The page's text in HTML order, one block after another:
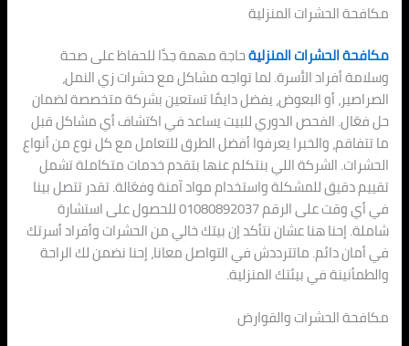
مكافحة الحشرات المنزلية
مكافحة الحشرات المنزليةحاجة مهمة جدًا للحفاظ على صحة
وسلامة أفراد الأسرة. لما تواجه مشاكل مع حشرات زي النمل،
الصراصير، أو البعوض، يفضل دايمًا تستعين بشركة متخصصة لضمان
حل فعّال. الفحص الدوري للبيت يساعد في اكتشاف أي مشاكل قبل
ما تتفاقم، والخبرا يعرفوا أفضل الطرق للتعامل مع كل نوع من أنواع
الحشرات. الشركة اللي بنتكلم عنها بتقدم خدمات متكاملة تشمل
تقييم دقيق للمشكلة واستخدام مواد آمنة وفعّالة. تقدر تتصل بينا
في أي وقت على الرقم 01080892037 للحصول على استشارة
شاملة. إحنا هنا عشان نتأكد إن بيتك خالي من الحشرات وأفراد أسرتك
في أمان دائم. ماتترددش في التواصل معانا، إحنا نضمن لك الراحة
والطمأنينة في بيئتك المنزلية.
مكافحة الحشرات والقوارض